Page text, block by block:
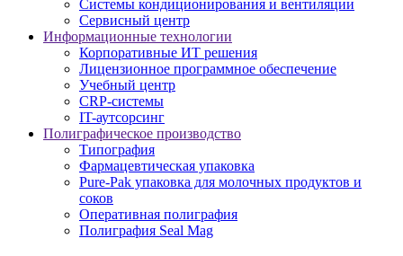
Системы кондиционирования и вентиляции
Сервисный центр
Информационные технологии
Корпоративные ИТ решения
Лицензионное программное обеспечение
Учебный центр
CRP-системы
IT-аутсорсинг
Полиграфическое производство
Типография
Фармацевтическая упаковка
Pure-Pak упаковка для молочных продуктов и
соков
Оперативная полиграфия
Полиграфия Seal Mag